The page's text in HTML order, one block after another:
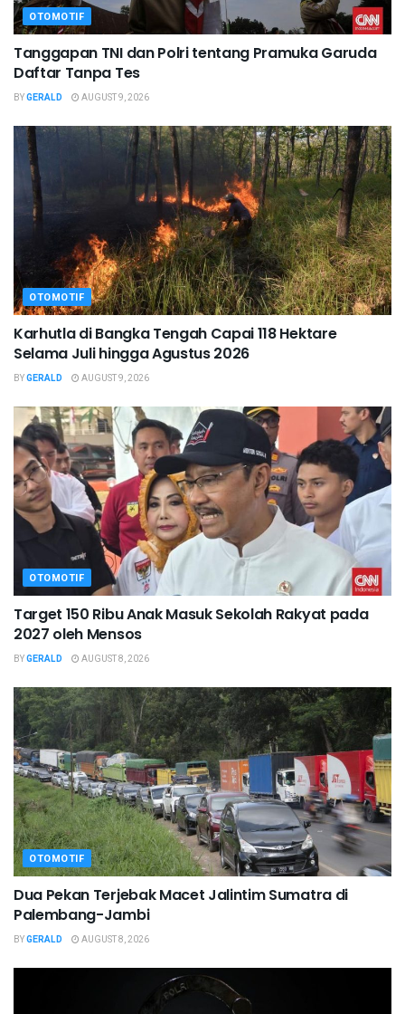
OTOMOTIF
Tanggapan TNI dan Polri tentang Pramuka Garuda
Daftar Tanpa Tes
BYGERALD AUGUST 9, 2026
OTOMOTIF
Karhutla di Bangka Tengah Capai 118 Hektare
Selama Juli hingga Agustus 2026
BYGERALD AUGUST 9, 2026
OTOMOTIF
Target 150 Ribu Anak Masuk Sekolah Rakyat pada
2027 oleh Mensos
BYGERALD AUGUST 8, 2026
OTOMOTIF
Dua Pekan Terjebak Macet Jalintim Sumatra di
Palembang-Jambi
BYGERALD AUGUST 8, 2026